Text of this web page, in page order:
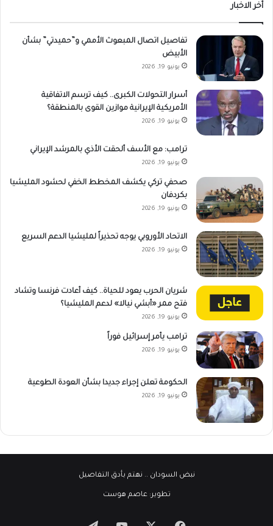
أخر الاخبار
تفاصيل اتصال المبعوث الأممي و”حميدتي” بشأن
الأبيض
يونيو 19, 2026
أسرار التحولات الكبرى.. كيف ترسم الاتفاقية
الأمريكية الإيرانية موازين القوى بالمنطقة؟
يونيو 19, 2026
ترامب: مع الأسف ألحقت الأذي بالمرشد الإيراني
يونيو 19, 2026
صحفي تركي يكشف المخطط الخفي لحشود المليشيا
بكردفان
يونيو 19, 2026
الاتحاد الأوروبي يوجه تحذيراً لمليشيا الدعم السريع
يونيو 19, 2026
شريان الحرب يعود للحياة.. كيف أعادت فرنسا وتشاد
فتح ممر «أبشي نيالا» لدعم المليشيا؟
يونيو 19, 2026
ترامب يأمر إسرائيل فوراً
يونيو 19, 2026
الحكومة تعلن إجراء جديدا بشأن العودة الطوعية
يونيو 19, 2026
نبض السودان .. نهتم بأدق التفاصيل
تطوير:عاصم هوست